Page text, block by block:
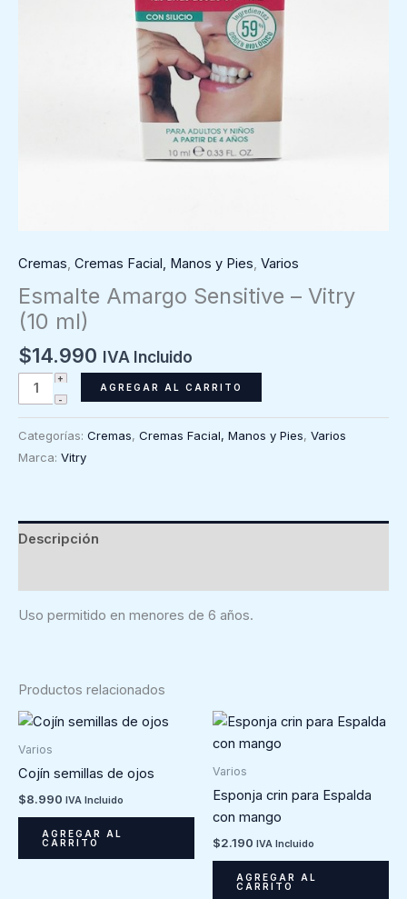
Cremas, Cremas Facial, Manos y Pies, Varios
Esmalte Amargo Sensitive – Vitry
(10 ml)
$14.990 IVA Incluido
Esmalte
Amargo
cantidad
AGREGAR AL CARRITO
Categorías: Cremas, Cremas Facial, Manos y Pies, Varios
Marca: Vitry
Descripción
Uso permitido en menores de 6 años.
Productos relacionados
Varios
Cojín semillas de ojos
$8.990 IVA Incluido
AGREGAR AL
CARRITO
Varios
Esponja crin para Espalda
con mango
$2.190 IVA Incluido
AGREGAR AL
CARRITO